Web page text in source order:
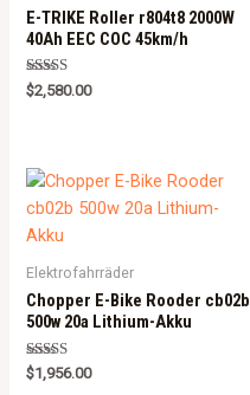
E-TRIKE Roller r804t8 2000W
40Ah EEC COC 45km/h
Rated
5.00
$2,580.00
Elektrofahrräder
Chopper E-Bike Rooder cb02b
500w 20a Lithium-Akku
Rated
5.00
$1,956.00